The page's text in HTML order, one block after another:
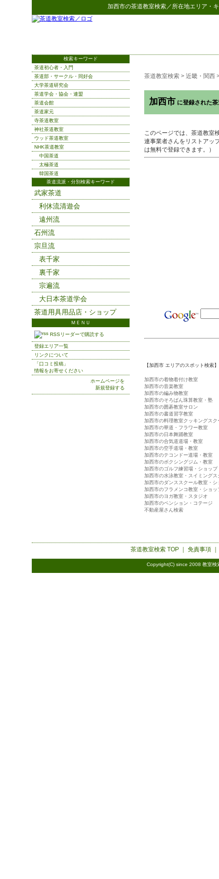
加西市の茶道教室検索／所在地エリア・
茶道教室検索 > 近畿・関西
加西市 に登録された
このページでは、茶道教室
連事業者さんをリストアッ
は無料で登録できます。）
【加西市 エリアのスポット検索】
加西市の着物着付け教室
加西市の音楽教室
加西市の編み物教室
加西市のそろばん珠算教室・塾
加西市の囲碁教室サロン
加西市の書道習字教室
加西市の料理教室クッキングスク
加西市の華道・フラワー教室
加西市の日本舞踊教室
加西市の合気道道場・教室
加西市の空手道場・教室
加西市のテコンドー道場・教室
加西市のボクシングジム・教室
加西市のゴルフ練習場・ショップ
加西市の水泳教室・スイミングス
加西市のダンススクール教室・シ
加西市のフラメンコ教室・ショッ
加西市のヨガ教室・スタジオ
加西市のペンション・コテージ
不動産屋さん検索
検索キーワード
茶道初心者・入門
茶道部・サークル・同好会
大学茶道研究会
茶道学会・協会・連盟
茶道会館
茶道家元
寺茶道教室
神社茶道教室
ウッド茶道教室
NHK茶道教室
中国茶道
太極茶道
韓国茶道
茶道流派・分別検索キーワード
武家茶道
利休流清遊会
遠州流
石州流
宗旦流
表千家
裏千家
宗遍流
大日本茶道学会
茶道用具用品店・ショップ
ＭＥＮＵ
RSSリーダーで購読する
登録エリア一覧
リンクについて
「口コミ投稿」
情報をお寄せください
ホームページを
新規登録する
茶道教室検索TOP ｜ 免責事項
Copyright(C) since 2008 教室検